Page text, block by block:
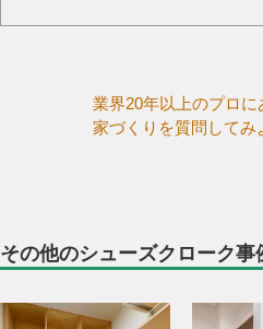
業界20年以上のプロに
家づくりを質問してみ
その他のシューズクローク事